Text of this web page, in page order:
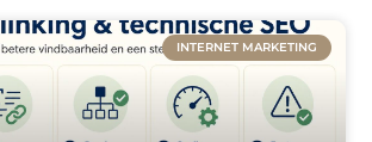
INTERNET MARKETING